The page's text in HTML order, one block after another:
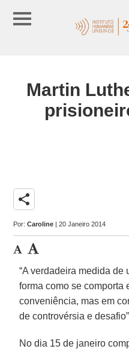
Martin
share
Por:Caroline | 20 Janeiro 2014
“A verdadeira medida de
forma como se comporta
conveniência, mas em
de controvérsia e
No dia 15 de janeiro